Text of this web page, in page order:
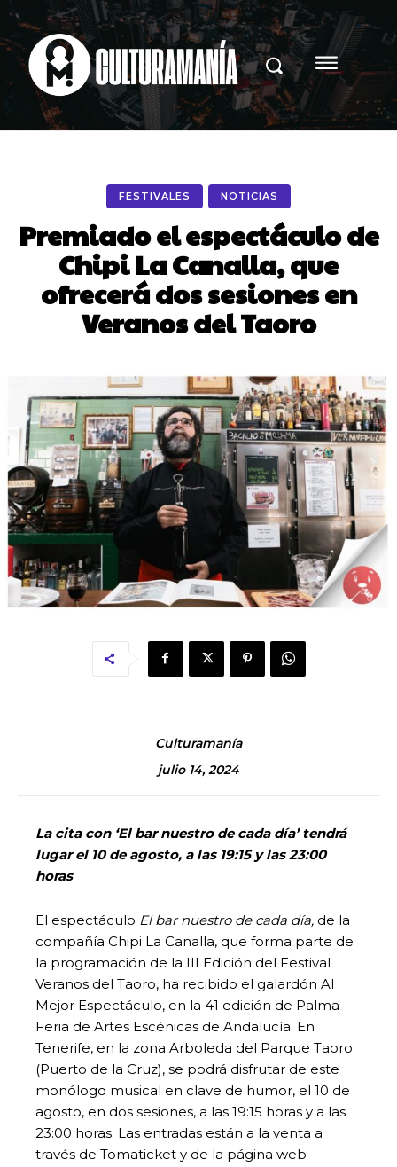
FESTIVALES NOTICIAS
Premiado el espectáculo de
Chipi La Canalla, que
ofrecerá dos sesiones en
Veranos del Taoro
Culturamanía
julio 14, 2024
La cita con ‘El bar nuestro de cada día’ tendrá
lugar el 10 de agosto, a las 19:15 y las 23:00
horas
El espectáculo El bar nuestro de cada día, de la
compañía Chipi La Canalla, que forma parte de
la programación de la III Edición del Festival
Veranos del Taoro, ha recibido el galardón Al
Mejor Espectáculo, en la 41 edición de Palma
Feria de Artes Escénicas de Andalucía. En
Tenerife, en la zona Arboleda del Parque Taoro
(Puerto de la Cruz), se podrá disfrutar de este
monólogo musical en clave de humor, el 10 de
agosto, en dos sesiones, a las 19:15 horas y a las
23:00 horas. Las entradas están a la venta a
través de Tomaticket y de la página web